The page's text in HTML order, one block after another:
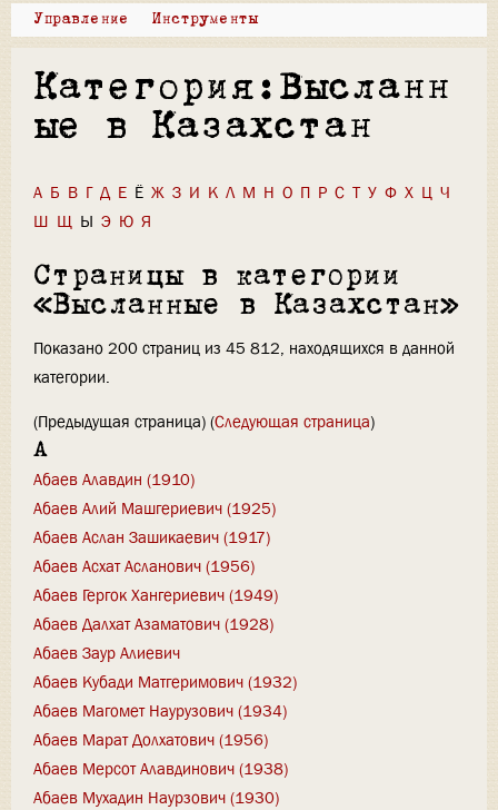
Управление Инструменты
Категория:Высланн
ые в Казахстан
А Б В Г Д Е Ё Ж З И К Л М Н О П Р С Т У Ф Х Ц Ч
Ш Щ Ы Э Ю Я
Страницы в категории
«Высланные в Казахстан»
Показано 200 страниц из 45 812, находящихся в данной
категории.
(Предыдущая страница) (Следующая страница)
А
Абаев Алавдин (1910)
Абаев Алий Машгериевич (1925)
Абаев Аслан Зашикаевич (1917)
Абаев Асхат Асланович (1956)
Абаев Гергок Хангериевич (1949)
Абаев Далхат Азаматович (1928)
Абаев Заур Алиевич
Абаев Кубади Матгеримович (1932)
Абаев Магомет Наурузович (1934)
Абаев Марат Долхатович (1956)
Абаев Мерсот Алавдинович (1938)
Абаев Мухадин Наурзович (1930)